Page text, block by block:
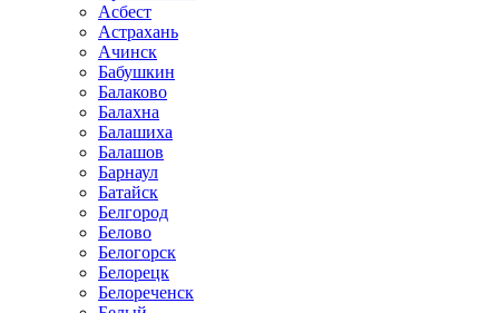
Асбест
Астрахань
Ачинск
Бабушкин
Балаково
Балахна
Балашиха
Балашов
Барнаул
Батайск
Белгород
Белово
Белогорск
Белорецк
Белореченск